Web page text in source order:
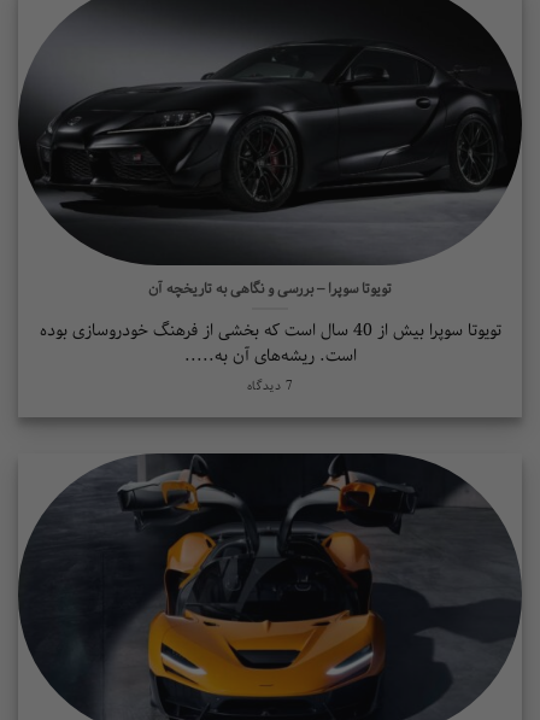
تویوتا سوپرا – بررسی و نگاهی به تاریخچه آن
تویوتا سوپرا بیش از 40 سال است که بخشی از فرهنگ خودروسازی بوده
است. ریشه‌های آن به.....